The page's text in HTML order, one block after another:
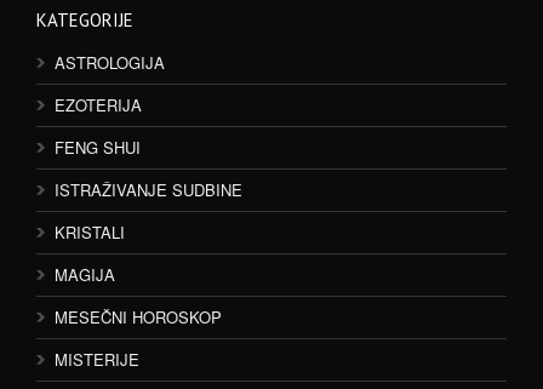
KATEGORIJE
ASTROLOGIJA
EZOTERIJA
FENG SHUI
ISTRAŽIVANJE SUDBINE
KRISTALI
MAGIJA
MESEČNI HOROSKOP
MISTERIJE